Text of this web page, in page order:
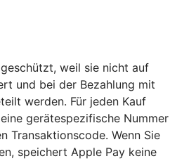
weil sie nicht auf
und bei der Bezahlung mit
werden. Für jeden Kauf
gerätespezifische Nummer
Transaktionscode. Wenn Sie
speichert Apple Pay keine